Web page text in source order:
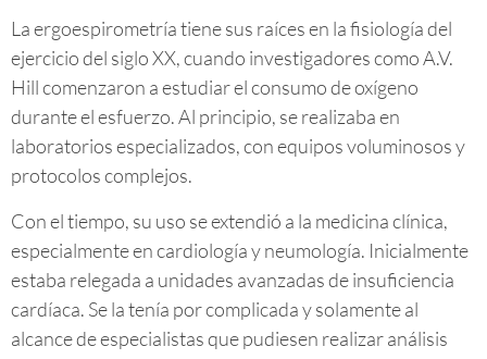
La ergoespirometría tiene sus raíces en la fisiología del
ejercicio del siglo XX, cuando investigadores como A.V.
Hill comenzaron a estudiar el consumo de oxígeno
durante el esfuerzo. Al principio, se realizaba en
laboratorios especializados, con equipos voluminosos y
protocolos complejos.
Con el tiempo, su uso se extendió a la medicina clínica,
especialmente en cardiología y neumología. Inicialmente
estaba relegada a unidades avanzadas de insuficiencia
cardíaca. Se la tenía por complicada y solamente al
alcance de especialistas que pudiesen realizar análisis